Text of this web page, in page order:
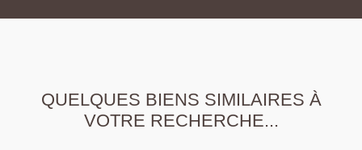
QUELQUES BIENS SIMILAIRES À
VOTRE RECHERCHE...